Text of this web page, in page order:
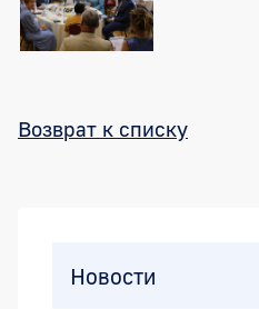
Возврат к списку
Новости